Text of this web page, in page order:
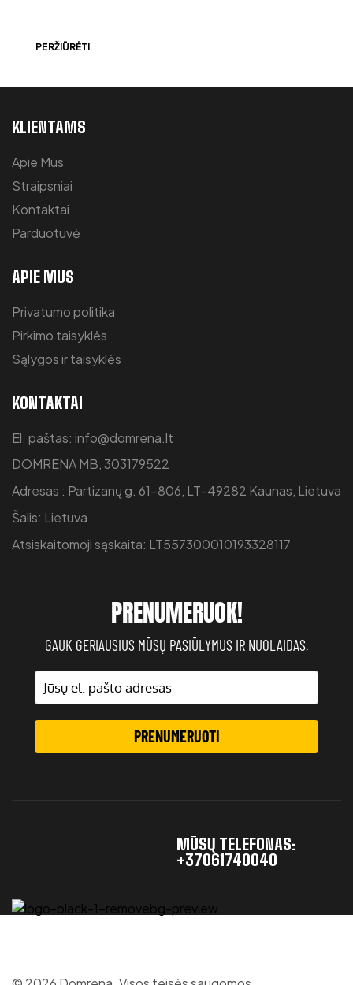
PERŽIŪRĖTI
KLIENTAMS
Apie Mus
Straipsniai
Kontaktai
Parduotuvė
APIE MUS
Privatumo politika
Pirkimo taisyklės
Sąlygos ir taisyklės
KONTAKTAI
El. paštas: info@domrena.lt
DOMRENA MB, 303179522
Adresas : Partizanų g. 61-806, LT-49282 Kaunas, Lietuva
Šalis: Lietuva
Atsiskaitomoji sąskaita: LT557300010193328117
PRENUMERUOK!
GAUK GERIAUSIUS MŪSŲ PASIŪLYMUS IR NUOLAIDAS.
PRENUMERUOTI
MŪSŲ TELEFONAS:
+37061740040